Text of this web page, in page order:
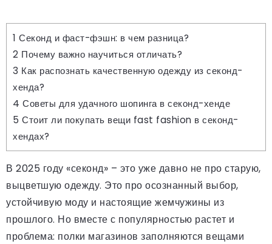
1 Секонд и фаст-фэшн: в чем разница?
2 Почему важно научиться отличать?
3 Как распознать качественную одежду из секонд-
хенда?
4 Советы для удачного шопинга в секонд-хенде
5 Стоит ли покупать вещи fast fashion в секонд-
хендах?
В 2025 году «секонд» – это уже давно не про старую,
выцветшую одежду. Это про осознанный выбор,
устойчивую моду и настоящие жемчужины из
прошлого. Но вместе с популярностью растет и
проблема: полки магазинов заполняются вещами